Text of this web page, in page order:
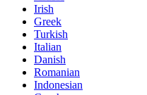
Irish
Greek
Turkish
Italian
Danish
Romanian
Indonesian